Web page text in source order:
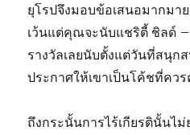
ยุโรปจึงมอบข้อเสนอมากมา
เว้นแต่คุณจะนับแชริตี้ ชิลด์
รางวัลเลยนับตั้งแต่วันที่สนุก
ประกาศให้เขาเป็นโค้ชที่คว
ถึงกระนั้นการไร้เกียรตินั้นไ